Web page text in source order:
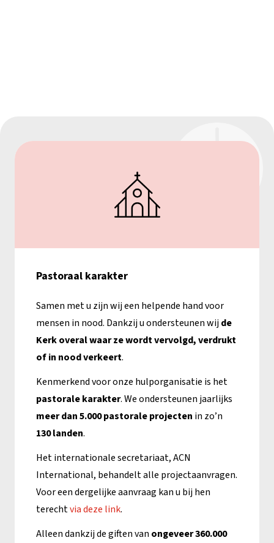
Pastoraal karakter
Samen met u zijn wij een helpende hand voor
mensen in nood. Dankzij u ondersteunen wijde
Kerk overal waar ze wordt vervolgd, verdrukt
of in nood verkeert.
Kenmerkend voor onze hulporganisatie is het
pastorale karakter. We ondersteunen jaarlijks
meer dan 5.000 pastorale projecten in zo’n
130 landen.
Het internationale secretariaat, ACN
International, behandelt alle projectaanvragen.
Voor een dergelijke aanvraag kan u bij hen
terechtvia deze link.
Alleen dankzij de giften van ongeveer 360.000